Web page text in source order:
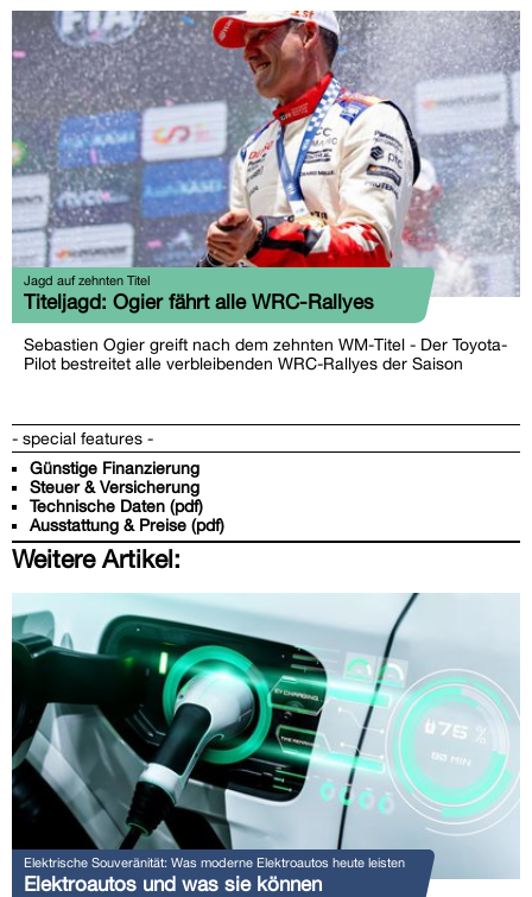
Jagd auf zehnten Titel
Titeljagd: Ogier fährt alle WRC-Rallyes
Sebastien Ogier greift nach dem zehnten WM-Titel - Der Toyota-
Pilot bestreitet alle verbleibenden WRC-Rallyes der Saison
- special features -
Günstige Finanzierung
Steuer & Versicherung
Technische Daten (pdf)
Ausstattung & Preise (pdf)
Weitere Artikel:
Elektrische Souveränität: Was moderne Elektroautos heute leisten
Elektroautos und was sie können